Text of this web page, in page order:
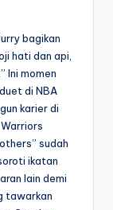
bagikan
hati dan api,
Ini momen
di NBA
karier di
sudah
ikatan
lain demi
tawarkan